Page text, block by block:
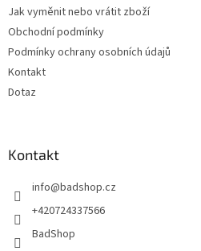
Jak vyměnit nebo vrátit zboží
Obchodní podmínky
Podmínky ochrany osobních údajů
Kontakt
Dotaz
Kontakt
info@badshop.cz
+420724337566
BadShop